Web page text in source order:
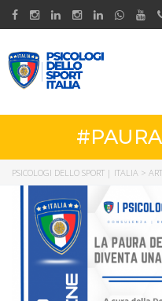
PSICOLOGI DELLO SPORT | ITALIA >